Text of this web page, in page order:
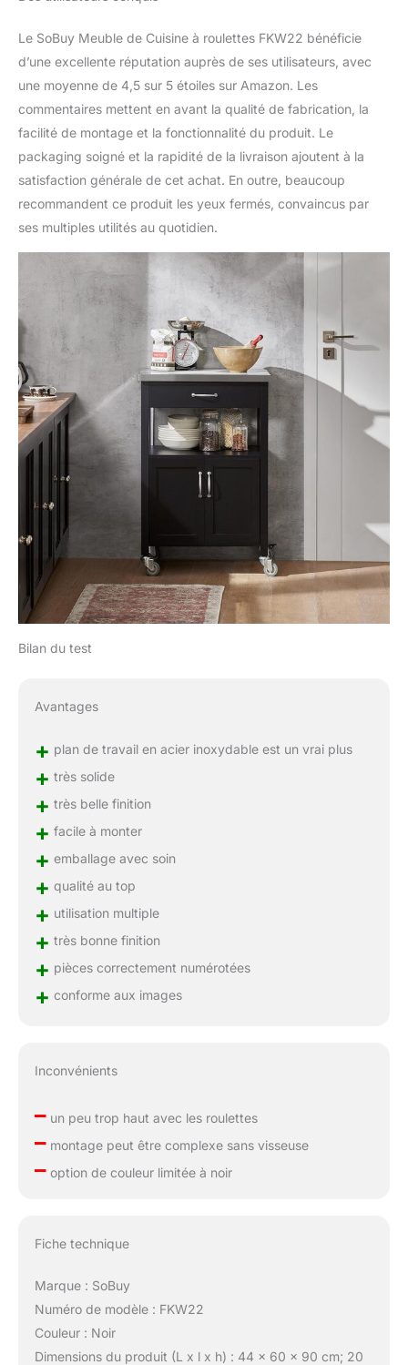
Le SoBuy Meuble de Cuisine à roulettes FKW22 bénéficie
d’une excellente réputation auprès de ses utilisateurs, avec
une moyenne de 4,5 sur 5 étoiles sur Amazon. Les
commentaires mettent en avant la qualité de fabrication, la
facilité de montage et la fonctionnalité du produit. Le
packaging soigné et la rapidité de la livraison ajoutent à la
satisfaction générale de cet achat. En outre, beaucoup
recommandent ce produit les yeux fermés, convaincus par
ses multiples utilités au quotidien.
Bilan du test
Avantages
+ plan de travail en acier inoxydable est un vrai plus
+ très solide
+ très belle finition
+ facile à monter
+ emballage avec soin
+ qualité au top
+ utilisation multiple
+ très bonne finition
+ pièces correctement numérotées
+ conforme aux images
Inconvénients
–un peu trop haut avec les roulettes
–montage peut être complexe sans visseuse
–option de couleur limitée à noir
Fiche technique
Marque : SoBuy
Numéro de modèle : FKW22
Couleur : Noir
Dimensions du produit (L x l x h) : 44 x 60 x 90 cm; 20